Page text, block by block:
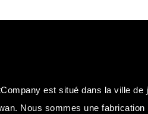
est situé dans la ville
Nous sommes une